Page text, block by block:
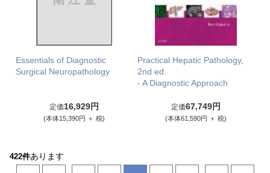
Essentials of Diagnostic
Surgical Neuropathology
定価16,929円
(本体15,390円 ＋ 税)
Practical Hepatic Pathology,
2nd ed.
- A Diagnostic Approach
定価67,749円
(本体61,590円 ＋ 税)
422件あります